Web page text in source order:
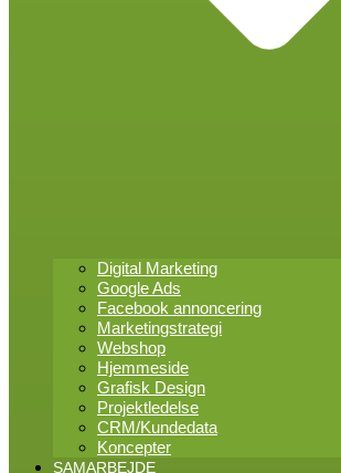
Digital Marketing
Google Ads
Facebook annoncering
Marketingstrategi
Webshop
Hjemmeside
Grafisk Design
Projektledelse
CRM/Kundedata
Koncepter
SAMARBEJDE